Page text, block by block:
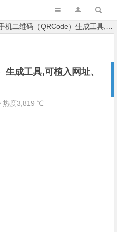
机二维码（QRCode）生成工具,可植入网址、文字等资讯
成工具,可植入网址、
热度3,819 ℃